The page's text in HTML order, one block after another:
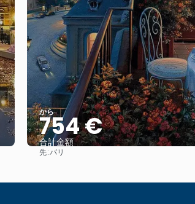
から
754 €
合計金額
先:パリ